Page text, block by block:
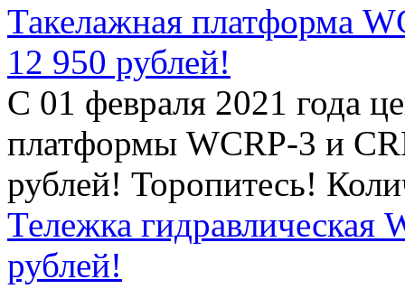
Такелажная платформа
12 950 рублей!
С 01 февраля 2021 года
платформы WCRP-3 и
рублей! Торопитесь!
Тележка гидравлическая
рублей!